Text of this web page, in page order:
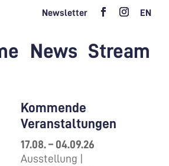
Newsletter EN
News Stream
Kommende
Veranstaltungen
17.08. – 04.09.26
Ausstellung |